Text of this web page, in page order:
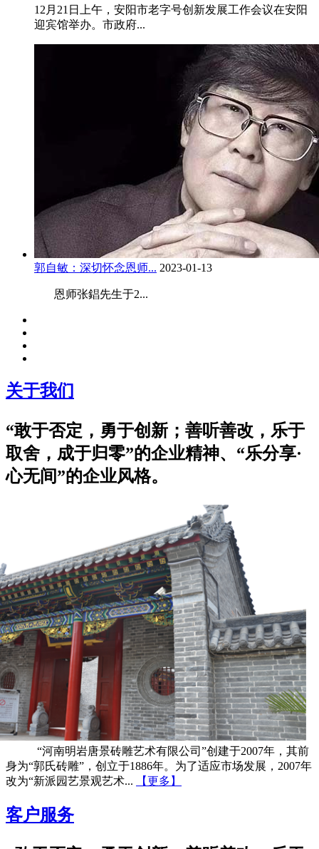
12月21日上午，安阳市老字号创新发展工作会议在安阳
迎宾馆举办。市政府...
郭自敏：深切怀念恩师... 2023-01-13
恩师张錩先生于2...
关于我们
“敢于否定，勇于创新；善听善改，乐于
取舍，成于归零”的企业精神、“乐分享·
心无间”的企业风格。
“河南明岩唐景砖雕艺术有限公司”创建于2007年，其前
身为“郭氏砖雕”，创立于1886年。为了适应市场发展，2007年
改为“新派园艺景观艺术...
【更多】
客户服务